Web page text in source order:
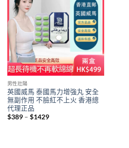
男性壯陽
英國威馬 泰國馬力增強丸 安全
無副作用 不臉紅不上火 香港總
代理正品
$389 – $1429Price